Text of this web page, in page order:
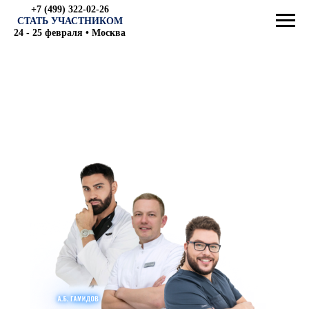
+7 (499) 322-02-26
СТАТЬ УЧАСТНИКОМ
24 - 25 февраля • Москва